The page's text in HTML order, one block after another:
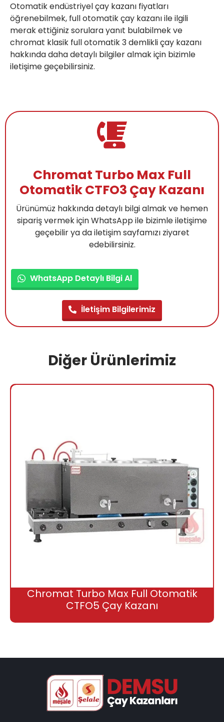
Otomatik endüstriyel çay kazanı fiyatları
öğrenebilmek, full otomatik çay kazanı ile ilgili
merak ettiğiniz sorulara yanıt bulabilmek ve
chromat klasik full otomatik 3 demlikli çay kazanı
iletişime geçebilirsiniz.
Chromat Turbo Max Full
Otomatik CTFO3 Çay Kazanı
Ürünümüz hakkında detaylı bilgi almak ve hemen
sipariş vermek için WhatsApp ile bizimle iletişime
geçebilir ya da iletişim sayfamızı ziyaret
edebilirsiniz.
WhatsApp Detaylı Bilgi Al
İletişim Bilgilerimiz
Diğer Ürünlerimiz
Chromat Turbo Max Full Otomatik
CTFO5 Çay Kazanı